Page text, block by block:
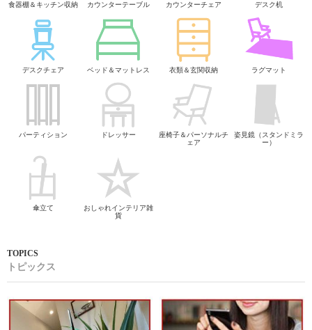
食器棚＆キッチン収納 カウンターテーブル カウンターチェア デスク机
デスクチェア ベッド＆マットレス 衣類＆玄関収納 ラグマット
パーティション ドレッサー
座椅子＆パーソナルチ
ェア
姿見鏡（スタンドミラ
ー）
傘立て
おしゃれインテリア雑
貨
トピックス